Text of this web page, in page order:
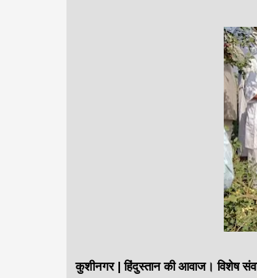
कुशीनगर‍‌‌ | हिंदुस्तान की आवाज। विशेष